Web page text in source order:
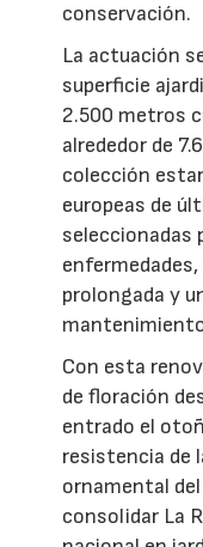
conservación.
La actuación
superficie
2.500 metros
alrededor de
colección
europeas de
seleccionadas
prolongada y
Con esta
de floración
entrado el
resistencia de
ornamental
consolidar La